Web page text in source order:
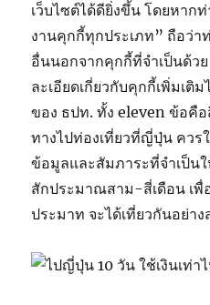
เว็บไซต์ได้ดียิ่งขึ้น โดยหาก
งานคุกกี้ทุกประเภท” ถือว่
อื่นนอกจากคุกกี้ที่จำเป็นด้ว
ละเอียดเกี่ยวกับคุกกี้เพิ่มเติ
ของ ธปท. ทั้ง eleven ข้อคื
ทางไปท่องเที่ยวที่ญี่ปุ่น ควร
ข้อมูลและสัมภาระที่จำเป็น
สักประมาณสาม-สี่เดือน เพื่
ประมาท จะได้เที่ยวกันอย่า